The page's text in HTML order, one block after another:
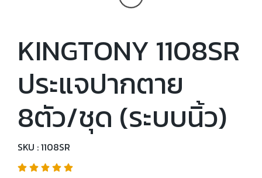
KINGTONY 1108SR
ประแจปากตาย
8ตัว/ชุด (ระบบนิ้ว)
SKU : 1108SR